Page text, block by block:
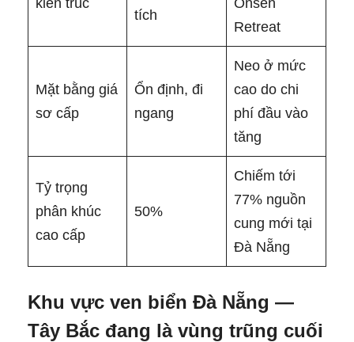
tích
Retreat
Mặt bằng giá
sơ cấp
Ổn định, đi
ngang
Neo ở mức
cao do chi
phí đầu vào
tăng
Tỷ trọng
phân khúc
cao cấp
50%
Chiếm tới
77% nguồn
cung mới tại
Đà Nẵng
Khu vực ven biển Đà Nẵng —
Tây Bắc đang là vùng trũng cuối